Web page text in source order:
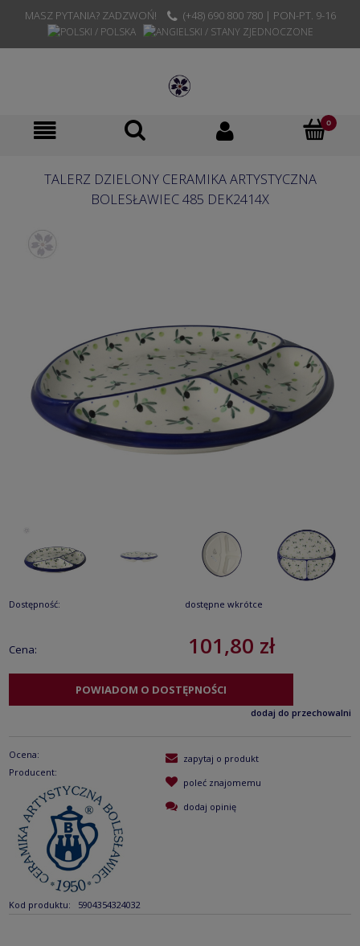
MASZ PYTANIA? ZADZWOŃ! (+48) 690 800 780 | PON-PT. 9-16
TALERZ DZIELONY CERAMIKA ARTYSTYCZNA
BOLESŁAWIEC 485 DEK2414X
Dostępność: dostępne wkrótce
Cena: 101,80 zł
POWIADOM O DOSTĘPNOŚCI
dodaj do przechowalni
Ocena:
Producent:
Kod produktu: 5904354324032
zapytaj o produkt
poleć znajomemu
dodaj opinię